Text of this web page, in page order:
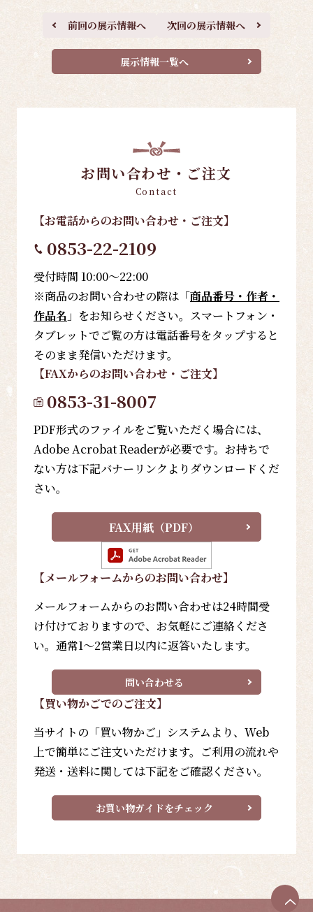
前回の展示情報へ 次回の展示情報へ
展示情報一覧へ
お問い合わせ・ご注文
Contact
【お電話からのお問い合わせ・ご注文】
0853-22-2109
受付時間 10:00～22:00
※商品のお問い合わせの際は「商品番号・作者・
作品名 」をお知らせください。スマートフォン・
タブレットでご覧の方は電話番号をタップすると
そのまま発信いただけます。
【FAXからのお問い合わせ・ご注文】
0853-31-8007
PDF形式のファイルをご覧いただく場合には、
Adobe Acrobat Readerが必要です。お持ちで
ない方は下記バナーリンクよりダウンロードくだ
さい。
FAX用紙（PDF）
【メールフォームからのお問い合わせ】
メールフォームからのお問い合わせは24時間受
け付けておりますので、お気軽にご連絡くださ
い。通常1～2営業日以内に返答いたします。
問い合わせる
【買い物かごでのご注文】
当サイトの「買い物かご」システムより、Web
上で簡単にご注文いただけます。ご利用の流れや
発送・送料に関しては下記をご確認ください。
お買い物ガイドをチェック
ペ